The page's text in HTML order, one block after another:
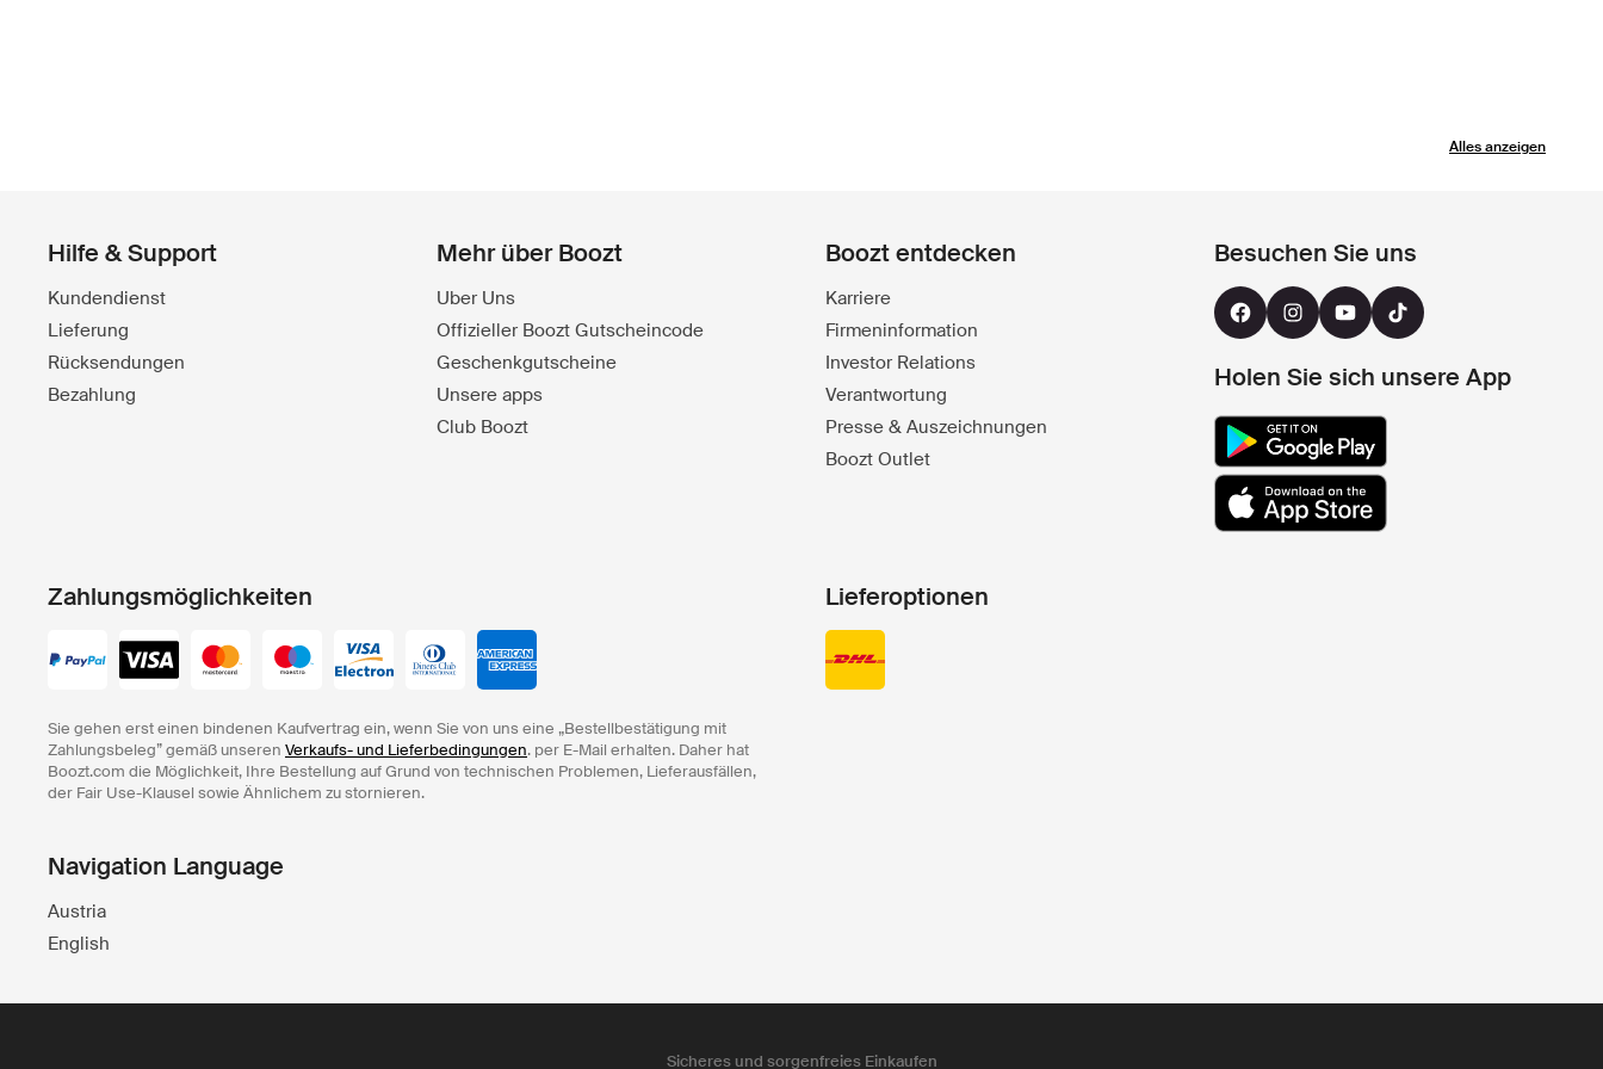
Alles anzeigen
Hilfe & Support
Kundendienst
Lieferung
Rücksendungen
Bezahlung
Mehr über Boozt
Uber Uns
Offizieller Boozt Gutscheincode
Geschenkgutscheine
Unsere apps
Club Boozt
Boozt entdecken
Karriere
Firmeninformation
Investor Relations
Verantwortung
Presse & Auszeichnungen
Boozt Outlet
Besuchen Sie uns
Holen Sie sich unsere App
Zahlungsmöglichkeiten
Sie gehen erst einen bindenen Kaufvertrag ein, wenn Sie von uns eine „Bestellbestätigung mit
Zahlungsbeleg” gemäß unseren Verkaufs- und Lieferbedingungen. per E-Mail erhalten. Daher hat
Boozt.com die Möglichkeit, Ihre Bestellung auf Grund von technischen Problemen, Lieferausfällen,
der Fair Use-Klausel sowie Ähnlichem zu stornieren.
Lieferoptionen
Navigation Language
Austria
English
Sicheres und sorgenfreies Einkaufen